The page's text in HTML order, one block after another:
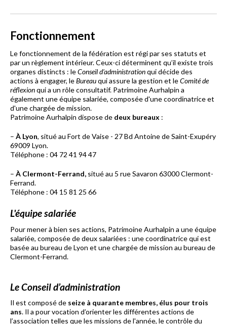
Fonctionnement
Le fonctionnement de la fédération est régi par ses statuts et
par un règlement intérieur. Ceux-ci déterminent qu’il existe trois
organes distincts : leConseil d’administrationqui décide des
actions à engager, leBureauqui assure la gestion et leComité de
réflexionqui a un rôle consultatif. Patrimoine Aurhalpin a
également une équipe salariée, composée d'une coordinatrice et
d'une chargée de mission.
Patrimoine Aurhalpin dispose de deux bureaux :
– À Lyon, situé au Fort de Vaise - 27 Bd Antoine de Saint-Exupéry
69009 Lyon.
Téléphone : 04 72 41 94 47
– À Clermont-Ferrand, situé au 5 rue Savaron 63000 Clermont-
Ferrand.
Téléphone : 04 15 81 25 66
L'équipe salariée
Pour mener à bien ses actions, Patrimoine Aurhalpin a une équipe
salariée, composée de deux salariées : une coordinatrice qui est
basée au bureau de Lyon et une chargée de mission au bureau de
Clermont-Ferrand.
Le Conseil d’administration
Il est composé de seize à quarante membres, élus pour trois
ans. Il a pour vocation d’orienter les différentes actions de
l’association telles que les missions de l'année, le contrôle du